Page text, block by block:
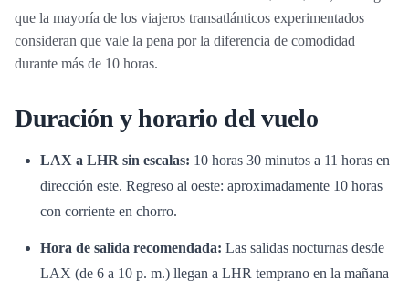
que la mayoría de los viajeros transatlánticos experimentados
consideran que vale la pena por la diferencia de comodidad
durante más de 10 horas.
Duración y horario del vuelo
LAX a LHR sin escalas: 10 horas 30 minutos a 11 horas en
dirección este. Regreso al oeste: aproximadamente 10 horas
con corriente en chorro.
Hora de salida recomendada: Las salidas nocturnas desde
LAX (de 6 a 10 p. m.) llegan a LHR temprano en la mañana